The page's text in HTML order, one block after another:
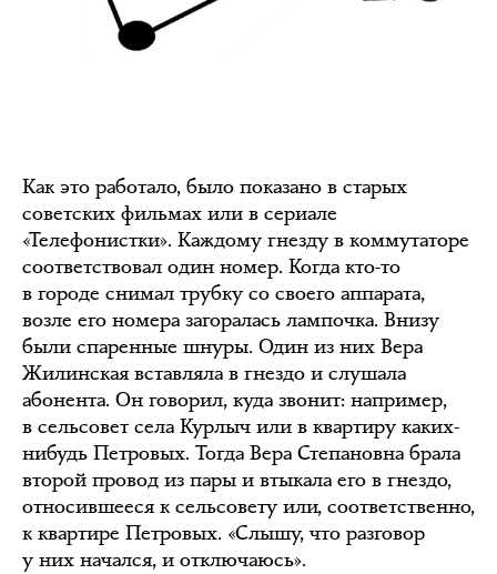
Как это работало, было показано в старых
советских фильмах или в сериале
«Телефонистки». Каждому гнезду в коммутаторе
соответствовал один номер. Когда кто-то
в городе снимал трубку со своего аппарата,
возле его номера загоралась лампочка. Внизу
были спаренные шнуры. Один из них Вера
Жилинская вставляла в гнездо и слушала
абонента. Он говорил, куда звонит: например,
в сельсовет села Курлыч или в квартиру каких-
нибудь Петровых. Тогда Вера Степановна брала
второй провод из пары и втыкала его в гнездо,
относившееся к сельсовету или, соответственно,
к квартире Петровых. «Слышу, что разговор
у них начался, и отключаюсь».